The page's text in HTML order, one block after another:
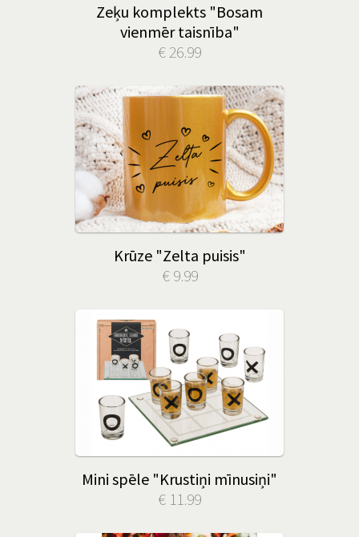
Zeķu komplekts "Bosam
vienmēr taisnība"
€ 26.99
Krūze "Zelta puisis"
€ 9.99
Mini spēle "Krustiņi mīnusiņi"
€ 11.99